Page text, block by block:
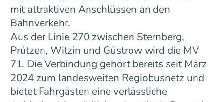
mit attraktiven Anschlüssen an den
Bahnverkehr.
Aus der Linie 270 zwischen Sternberg,
Prützen, Witzin und Güstrow wird die MV
71. Die Verbindung gehört bereits seit März
2024 zum landesweiten Regiobusnetz und
bietet Fahrgästen eine verlässliche